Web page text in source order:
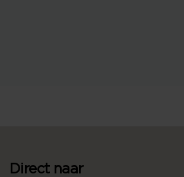
Direct naar